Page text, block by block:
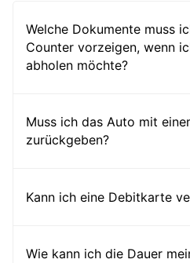
Welche Dokumente muss
Counter vorzeigen, wenn
abholen möchte?
Muss ich das Auto mit
zurückgeben?
Kann ich eine Debitkarte
Wie kann ich die Dauer